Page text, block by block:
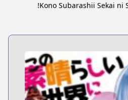
Kono Subarashii Sekai ni